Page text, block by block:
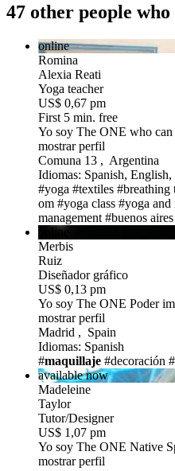
47 other people
online
Romina
Alexia Reati
Yoga teacher
US$ 0,67 pm
First 5 min. free
Yo soy The ONE who can
mostrar perfil
Comuna 13 , Argentina
Idiomas: Spanish, English,
#yoga #textiles #breathing
om #yoga class #yoga and
management #buenos aires
online
Merbis
Ruiz
Diseñador gráfico
US$ 0,13 pm
Yo soy The ONE Poder
mostrar perfil
Madrid , Spain
Idiomas: Spanish
#maquillaje #decoración
available now
Madeleine
Taylor
Tutor/Designer
US$ 1,07 pm
Yo soy The ONE Native
mostrar perfil